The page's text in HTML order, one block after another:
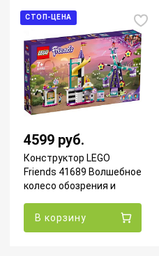
СТОП-ЦЕНА
4599 руб.
Конструктор LEGO
Friends 41689 Волшебное
колесо обозрения и
В корзину